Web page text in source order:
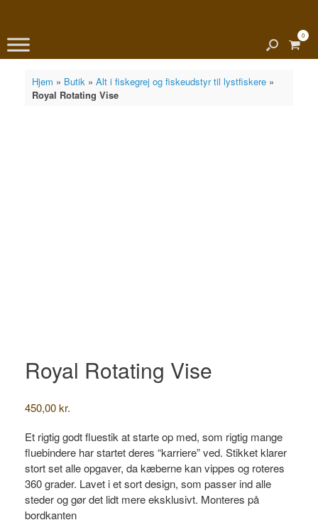
View
0
Hjem » Butik» Alt i fiskegrej og fiskeudstyr til lystfiskere»
Royal Rotating Vise
Royal Rotating Vise
450,00kr.
Et rigtig godt fluestik at starte op med, som rigtig mange
fluebindere har startet deres “karriere” ved. Stikket klarer
stort set alle opgaver, da kæberne kan vippes og roteres
360 grader. Lavet i et sort design, som passer ind alle
steder og gør det lidt mere eksklusivt. Monteres på
bordkanten